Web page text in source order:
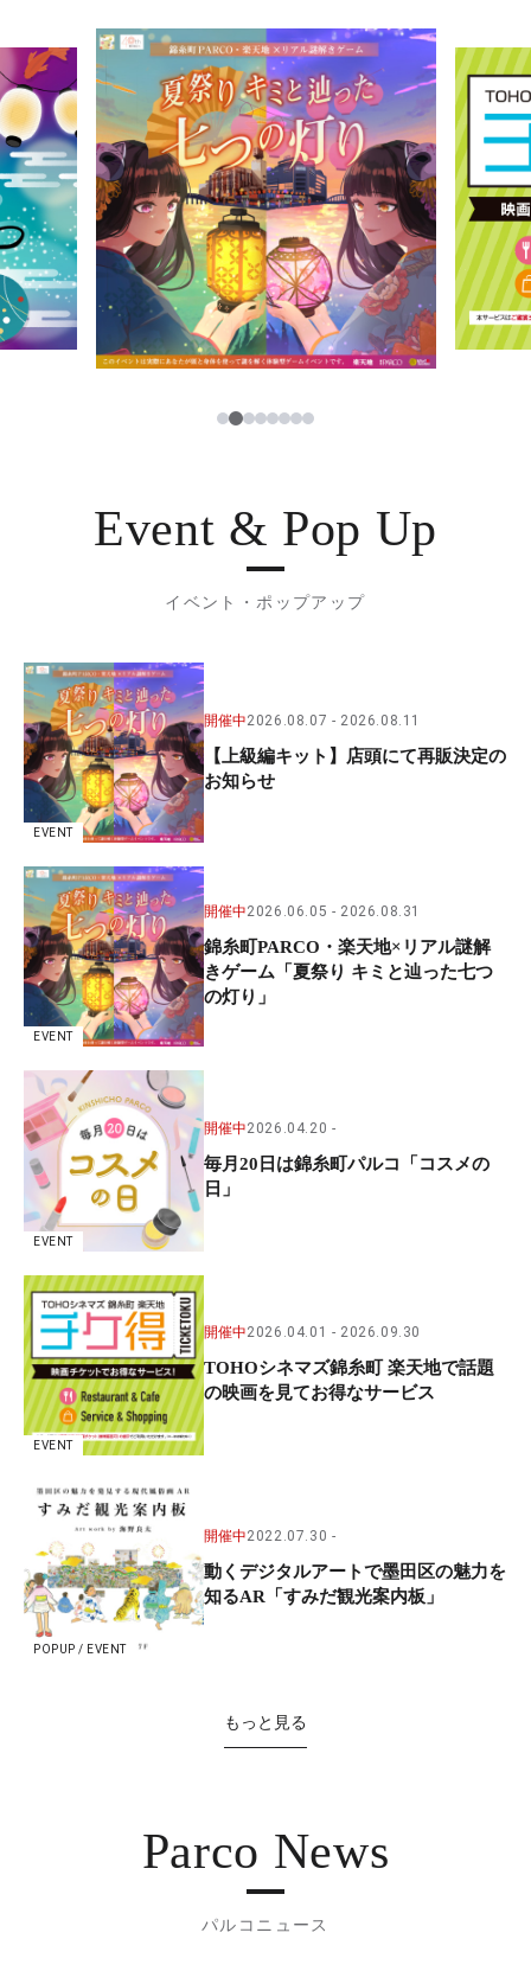
ニュース
レストラン・カフェ
TAX FREE
PARCOメンバーズ
JP
한국어
ภาษาไทย
日本語
1234567
Event & Pop Up
イベント・ポップアップ
EVENT
開催中2026.08.07 2026.08.11
【上級編キット】店頭にて再販決定の
お知らせ
EVENT
開催中2026.06.05 2026.08.31
錦糸町PARCO・楽天地×リアル謎解
きゲーム「夏祭り キミと辿った七つ
の灯り」
EVENT
開催中2026.04.20
毎月20日は錦糸町パルコ「コスメの
日」
EVENT
開催中2026.04.01 2026.09.30
TOHOシネマズ錦糸町 楽天地で話題
の映画を見てお得なサービス
POPUP / EVENT
開催中2022.07.30
動くデジタルアートで墨田区の魅力を
知るAR「すみだ観光案内板」
もっと見る
Parco News
パルコニュース